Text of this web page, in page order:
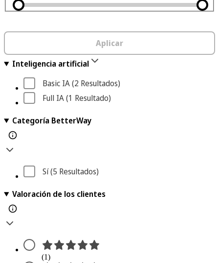
Aplicar
Inteligencia artificial
Basic IA (2 Resultados)
Full IA (1 Resultado)
Categoría BetterWay
Sí (5 Resultados)
Valoración de los clientes
(1)